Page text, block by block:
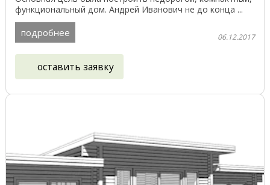
функциональный дом. Андрей Иванович не до конца ...
подробнее 06.12.2017
оставить заявку